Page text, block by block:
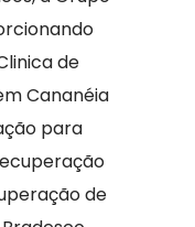
de
Cananéia
para
de